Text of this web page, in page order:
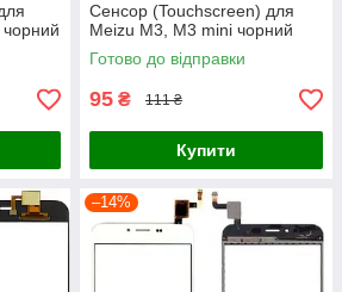
Сенсор (Touchscreen) для
Meizu M3, M3 mini чорний
Готово до відправки
95 ₴ 111 ₴
Купити
–14%